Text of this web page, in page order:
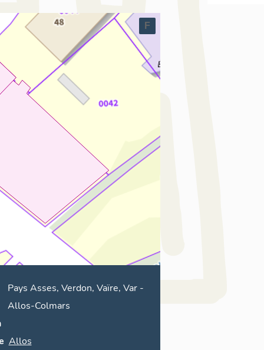
F
Pays Asses, Verdon, Vaïre, Var -
Allos-Colmars
Allos